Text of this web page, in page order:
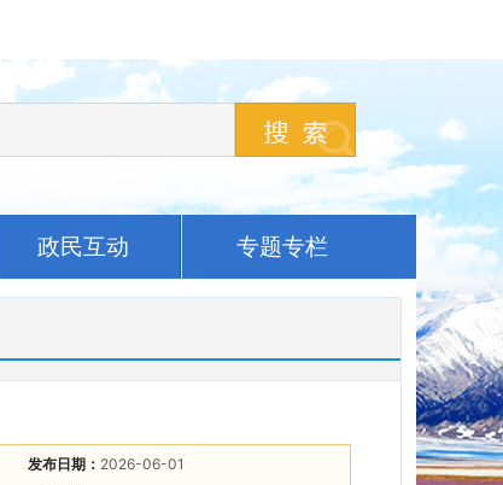
政民互动 专题专栏
发布日期： 2026-06-01